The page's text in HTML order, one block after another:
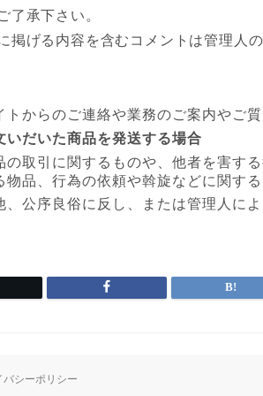
了承下さい。
掲げる内容を含むコメントは管理人
トからのご連絡や業務のご案内やご
いだいた商品を発送する場合
の取引に関するものや、他者を害す
物品、行為の依頼や斡旋などに関する
、公序良俗に反し、または管理人に
バシーポリシー